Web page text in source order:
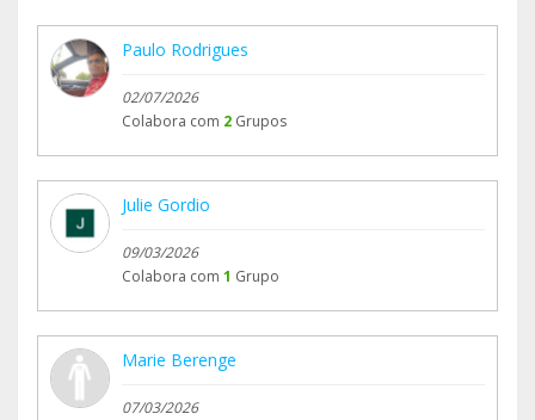
Paulo Rodrigues
02/07/2026
Colabora com 2 Grupos
Julie Gordio
09/03/2026
Colabora com 1 Grupo
Marie Berenge
07/03/2026